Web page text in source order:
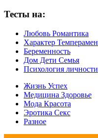
Тесты на:
Любовь Романтика
Характер
Беременность
Дом Дети Семья
Психология личности
Жизнь Успех
Медицина Здоровье
Мода Красота
Эротика Секс
Разное